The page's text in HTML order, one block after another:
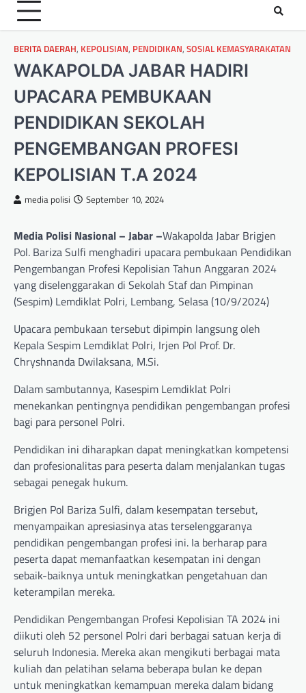
BERITA DAERAH, KEPOLISIAN, PENDIDIKAN, SOSIAL KEMASYARAKATAN
WAKAPOLDA JABAR HADIRI
UPACARA PEMBUKAAN
PENDIDIKAN SEKOLAH
PENGEMBANGAN PROFESI
KEPOLISIAN T.A 2024
media polisi September 10, 2024
Media Polisi Nasional – Jabar –Wakapolda Jabar Brigjen
Pol. Bariza Sulfi menghadiri upacara pembukaan Pendidikan
Pengembangan Profesi Kepolisian Tahun Anggaran 2024
yang diselenggarakan di Sekolah Staf dan Pimpinan
(Sespim) Lemdiklat Polri, Lembang, Selasa (10/9/2024)
Upacara pembukaan tersebut dipimpin langsung oleh
Kepala Sespim Lemdiklat Polri, Irjen Pol Prof. Dr.
Chryshnanda Dwilaksana, M.Si.
Dalam sambutannya, Kasespim Lemdiklat Polri
menekankan pentingnya pendidikan pengembangan profesi
bagi para personel Polri.
Pendidikan ini diharapkan dapat meningkatkan kompetensi
dan profesionalitas para peserta dalam menjalankan tugas
sebagai penegak hukum.
Brigjen Pol Bariza Sulfi, dalam kesempatan tersebut,
menyampaikan apresiasinya atas terselenggaranya
pendidikan pengembangan profesi ini. Ia berharap para
peserta dapat memanfaatkan kesempatan ini dengan
sebaik-baiknya untuk meningkatkan pengetahuan dan
keterampilan mereka.
Pendidikan Pengembangan Profesi Kepolisian TA 2024 ini
diikuti oleh 52 personel Polri dari berbagai satuan kerja di
seluruh Indonesia. Mereka akan mengikuti berbagai mata
kuliah dan pelatihan selama beberapa bulan ke depan
untuk meningkatkan kemampuan mereka dalam bidang